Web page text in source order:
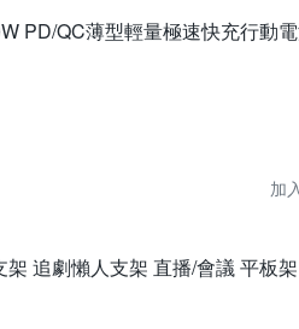
PD/QC薄型輕量極速快充行動
加
追劇懶人支架 直播/會議 平板